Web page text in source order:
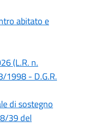
abitato e
(L.R. n.
1998 - D.G.R.
di sostegno
39 del